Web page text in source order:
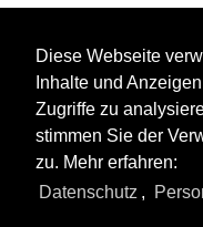
Diese Webseite
Inhalte und
Zugriffe zu
stimmen Sie der
zu. Mehr erfahren:
Datenschutz ,